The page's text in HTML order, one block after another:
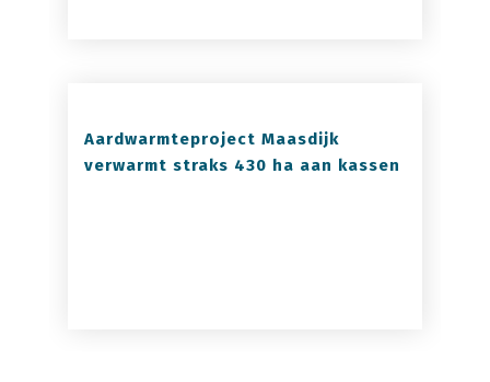
Aardwarmteproject Maasdijk
verwarmt straks 430 ha aan kassen